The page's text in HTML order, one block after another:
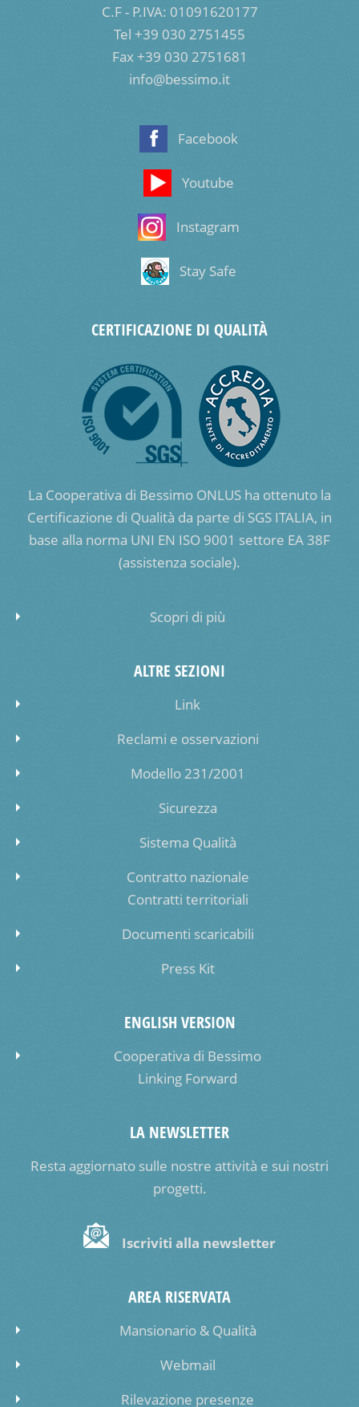
C.F - P.IVA: 01091620177
Tel +39 030 2751455
Fax +39 030 2751681
info@bessimo.it
Facebook
Youtube
Instagram
Stay Safe
CERTIFICAZIONE DI QUALITÀ
La Cooperativa di Bessimo ONLUS ha ottenuto la
Certificazione di Qualità da parte di SGS ITALIA, in
base alla norma UNI EN ISO 9001 settore EA 38F
(assistenza sociale).
Scopri di più
ALTRE SEZIONI
Link
Reclami e osservazioni
Modello 231/2001
Sicurezza
Sistema Qualità
Contratto nazionale
Contratti territoriali
Documenti scaricabili
Press Kit
ENGLISH VERSION
Cooperativa di Bessimo
Linking Forward
LA NEWSLETTER
Resta aggiornato sulle nostre attività e sui nostri
progetti.
Iscriviti alla newsletter
AREA RISERVATA
Mansionario & Qualità
Webmail
Rilevazione presenze